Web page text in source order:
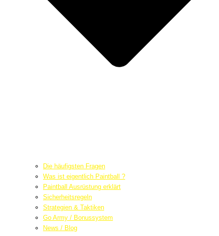
Die häufigsten Fragen
Was ist eigentlich Paintball ?
Paintball Ausrüstung erklärt
Sicherheitsregeln
Strategien & Taktiken
Go Army / Bonussystem
News / Blog